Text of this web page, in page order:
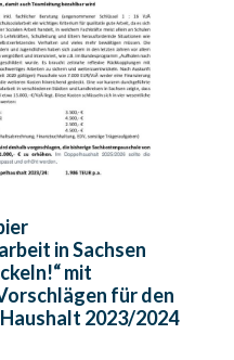
in Sachsen
mit
für den
2023/2024